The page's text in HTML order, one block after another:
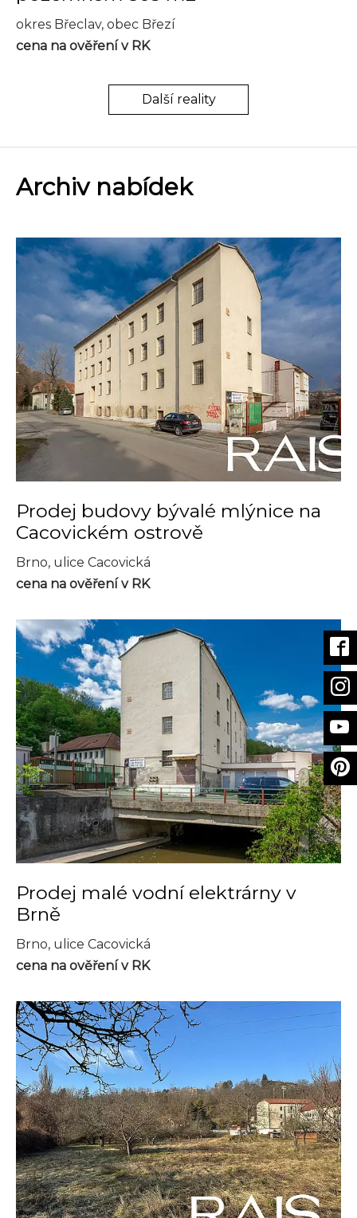
okres Břeclav, obec Březí
cena na ověření v RK
Další reality
Archiv nabídek
Prodej budovy bývalé mlýnice na
Cacovickém ostrově
Brno, ulice Cacovická
cena na ověření v RK
Prodej malé vodní elektrárny v
Brně
Brno, ulice Cacovická
cena na ověření v RK